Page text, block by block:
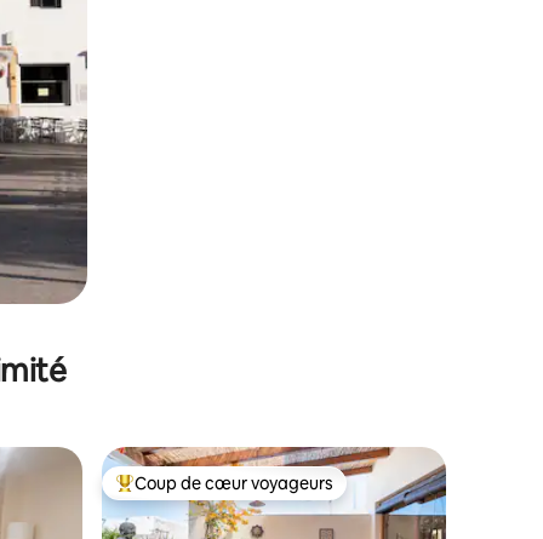
Coups de cœur voyageurs les plus appréciés
Coup de cœur voyageurs